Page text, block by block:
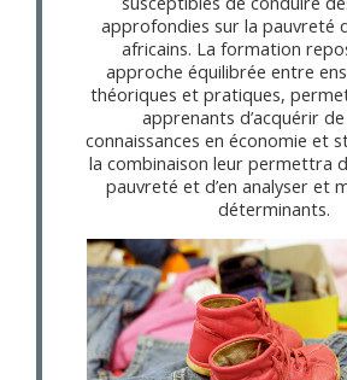
approfondies sur la pauvreté
africains. La formation
approche équilibrée entre
théoriques et pratiques,
apprenants d’acquérir
connaissances en économie et
la combinaison leur permettra
pauvreté et d’en analyser et
déterminants.